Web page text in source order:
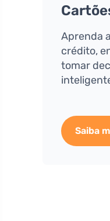
Aprenda
crédito,
tomar
Saiba